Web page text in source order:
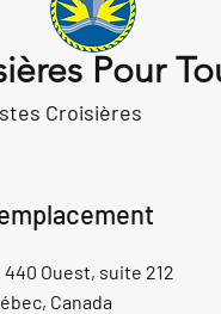
Pour
Croisières
440 Ouest, suite 212
Canada